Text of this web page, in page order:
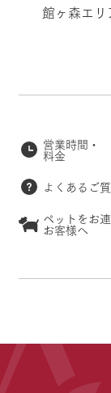
館ヶ森エリ
営業時間・
料金
よくあるご
ペットをお
お客様へ